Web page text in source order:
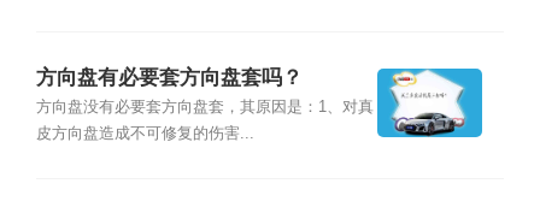
方向盘有必要套方向盘套吗？
方向盘没有必要套方向盘套，其原因是：1、对真
皮方向盘造成不可修复的伤害...